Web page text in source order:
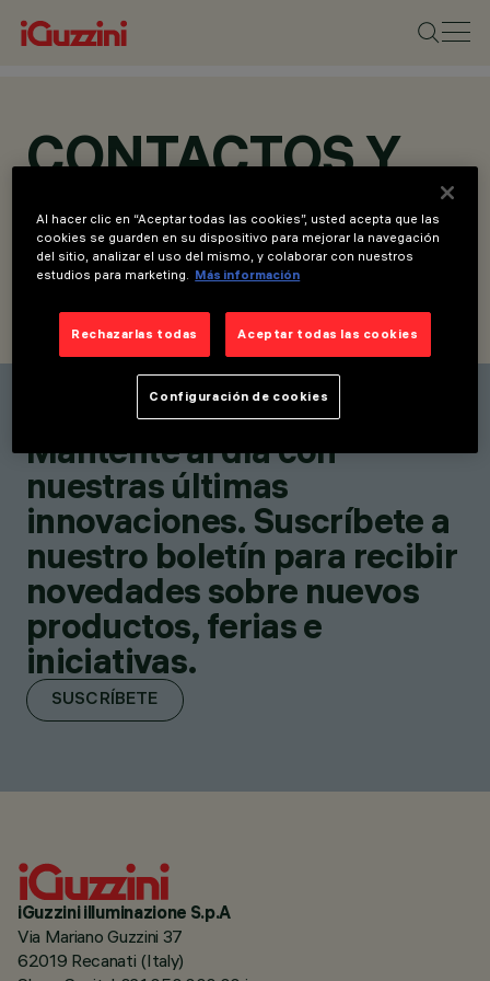
CONTACTOS Y
UBICACIONES
ENCUENTRA UN CONTACTO ENVIAR SOLICITUD
Encuentra un contacto
Mantente al día con
nuestras últimas
innovaciones. Suscríbete a
nuestro boletín para recibir
novedades sobre nuevos
productos, ferias e
iniciativas.
SUSCRÍBETE
iGuzzini illuminazione S.p.A
Via Mariano Guzzini 37
62019 Recanati (Italy)
Al hacer clic en “Aceptar todas las cookies”, usted acepta que las
cookies se guarden en su dispositivo para mejorar la navegación
del sitio, analizar el uso del mismo, y colaborar con nuestros
estudios para marketing.
Más información
Rechazarlas todas Aceptar todas las cookies
Configuración de cookies